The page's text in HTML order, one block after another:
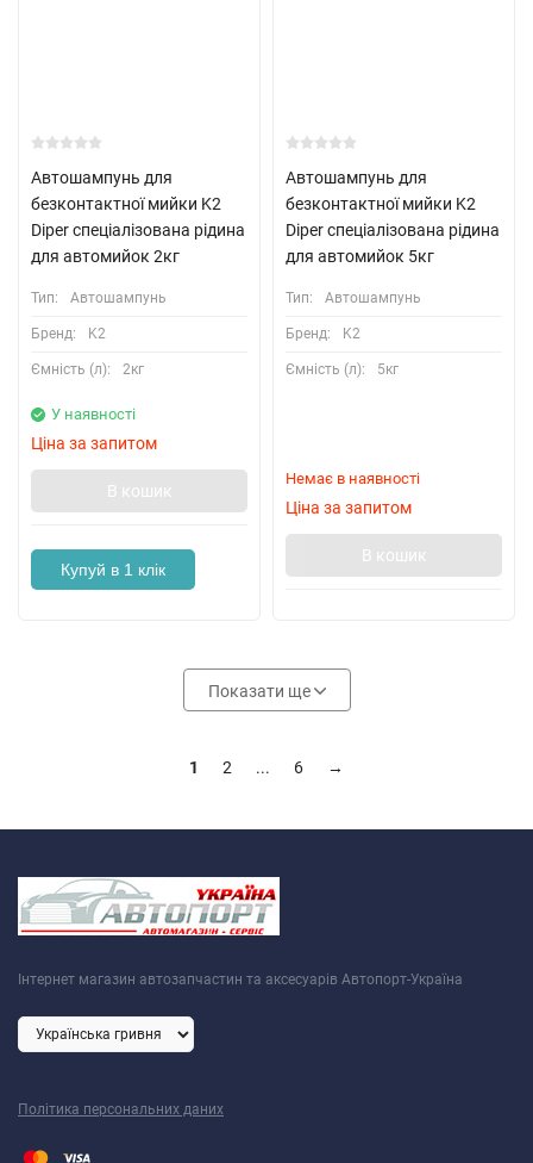
Автошампунь для
безконтактної мийки K2
Diper спеціалізована рідина
для автомийок 2кг
Тип: Автошампунь
Бренд: K2
Ємність (л): 2кг
У наявності
Ціна за запитом
В кошик
Купуй в 1 клік
Автошампунь для
безконтактної мийки K2
Diper спеціалізована рідина
для автомийок 5кг
Тип: Автошампунь
Бренд: K2
Ємність (л): 5кг
Немає в наявності
Ціна за запитом
В кошик
Показати ще
1 2 ... 6 →
Інтернет магазин автозапчастин та аксесуарів Автопорт-Україна
Політика персональних даних